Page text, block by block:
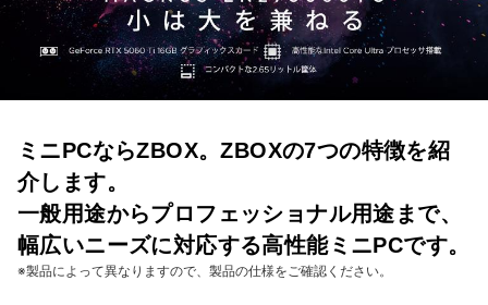
ミニPCならZBOX。ZBOXの7つの特徴を紹
介します。
一般用途からプロフェッショナル用途まで、
幅広いニーズに対応する高性能ミニPCです。
※製品によって異なりますので、製品の仕様をご確認ください。